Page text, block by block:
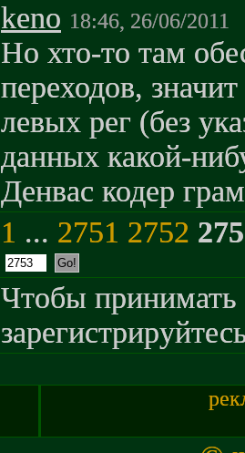
keno 18:46, 26/06/2011
Но хто-то там
переходов,
левых рег (без
данных какой-
Денвас кодер
1 ... 2751 2752
Чтобы принимать